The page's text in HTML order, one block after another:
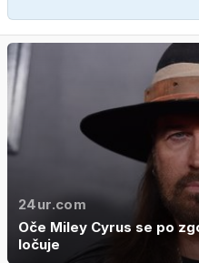
24ur.com
Oče Miley Cyrus se po
ločuje